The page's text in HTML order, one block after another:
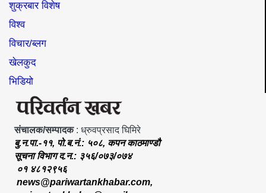
शुक्रबार विशेष
विश्व
विचार/ब्लग
खेलकुद
भिडियो
संचालक/सम्पादक: ध्रुवप्रसाद घिमिरे
बु.न.पा.-११, पो.ब.नं.: ५०८, कपन काठमाण्डौ
सूचना विभाग द.न.: ३५६/०७३/०७४
०१ ४८१२९५६
news@pariwartankhabar.com,